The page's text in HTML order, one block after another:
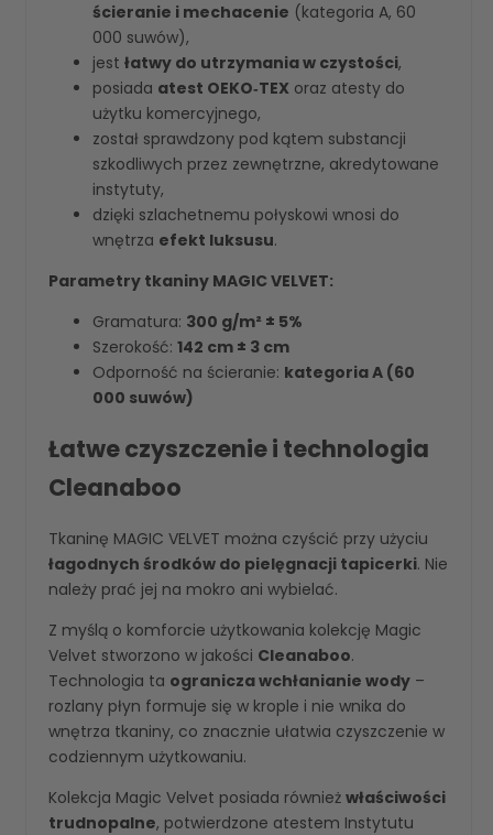
ścieranie i mechacenie (kategoria A, 60
000 suwów),
jest łatwy do utrzymania w czystości,
posiada atest OEKO‑TEX oraz atesty do
użytku komercyjnego,
został sprawdzony pod kątem substancji
szkodliwych przez zewnętrzne, akredytowane
instytuty,
dzięki szlachetnemu połyskowi wnosi do
wnętrza efekt luksusu.
Parametry tkaniny MAGIC VELVET:
Gramatura: 300 g/m² ± 5%
Szerokość: 142 cm ± 3 cm
Odporność na ścieranie: kategoria A (60
000 suwów)
Łatwe czyszczenie i technologia
Cleanaboo
Tkaninę MAGIC VELVET można czyścić przy użyciu
łagodnych środków do pielęgnacji tapicerki. Nie
należy prać jej na mokro ani wybielać.
Z myślą o komforcie użytkowania kolekcję Magic
Velvet stworzono w jakości Cleanaboo.
Technologia ta ogranicza wchłanianie wody –
rozlany płyn formuje się w krople i nie wnika do
wnętrza tkaniny, co znacznie ułatwia czyszczenie w
codziennym użytkowaniu.
Kolekcja Magic Velvet posiada również właściwości
trudnopalne, potwierdzone atestem Instytutu